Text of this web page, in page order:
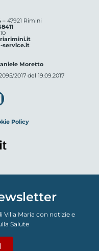
47921 Rimini
service.it
Moretto
2017 del 19.09.2017
Policy
Villa Maria con notizie e
Salute